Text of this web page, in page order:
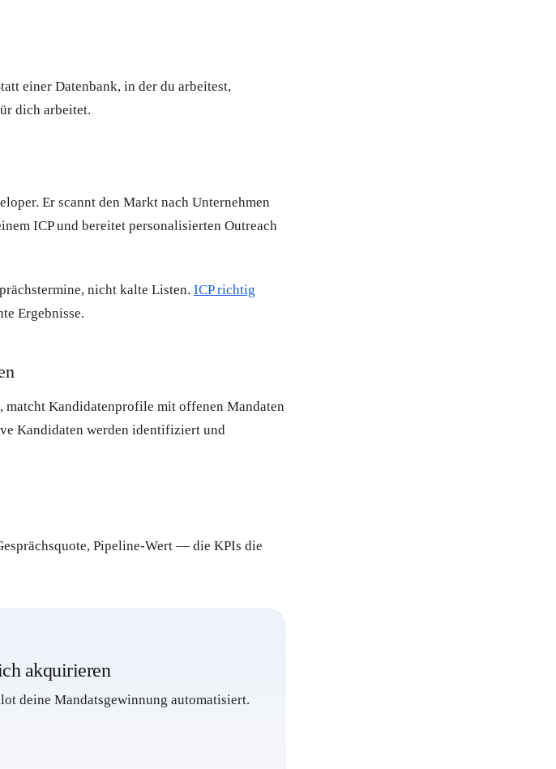
einer Datenbank, in der du arbeitest,
dich arbeitet.
Er scannt den Markt nach Unternehmen
ICP und bereitet personalisierten Outreach
nicht kalte Listen. ICP richtig
Ergebnisse.
Kandidatenprofile mit offenen Mandaten
Kandidaten werden identifiziert und
Pipeline-Wert — die KPIs die
akquirieren
deine Mandatsgewinnung automatisiert.